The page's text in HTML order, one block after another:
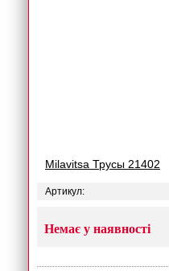
Milavitsa Трусы 21402
Артикул:
Немає у наявності